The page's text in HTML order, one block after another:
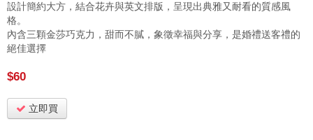
設計簡約大方，結合花卉與英文排版，呈現出典雅又耐看的質感風
格。
內含三顆金莎巧克力，甜而不膩，象徵幸福與分享，是婚禮送客禮的
絕佳選擇
$60
立即買